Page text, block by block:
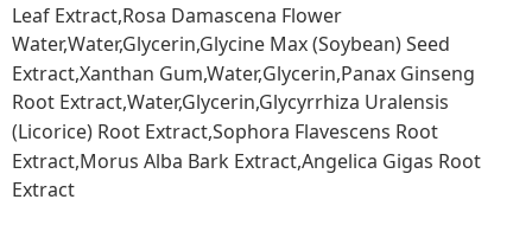
Leaf Extract,Rosa Damascena Flower
Water,Water,Glycerin,Glycine Max (Soybean) Seed
Extract,Xanthan Gum,Water,Glycerin,Panax Ginseng
Root Extract,Water,Glycerin,Glycyrrhiza Uralensis
(Licorice) Root Extract,Sophora Flavescens Root
Extract,Morus Alba Bark Extract,Angelica Gigas Root
Extract